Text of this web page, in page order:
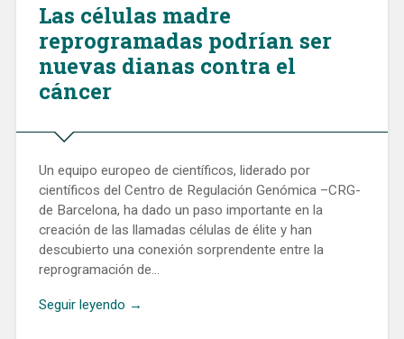
Las células madre
reprogramadas podrían ser
nuevas dianas contra el
cáncer
Un equipo europeo de científicos, liderado por
científicos del Centro de Regulación Genómica –CRG-
de Barcelona, ha dado un paso importante en la
creación de las llamadas células de élite y han
descubierto una conexión sorprendente entre la
reprogramación de…
Seguir leyendo →